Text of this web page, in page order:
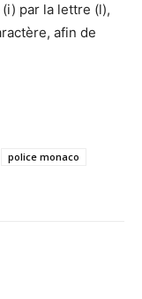
par la lettre (l),
afin de
police monaco